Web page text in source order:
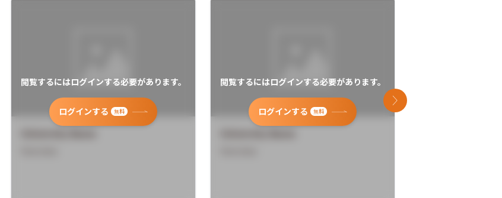
閲覧するにはログインする必要があります。
ログインする 無料
閲覧するにはログインする必要があります。
ログインする 無料
次のスライド